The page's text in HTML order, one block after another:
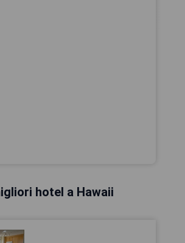
hotel a Hawaii